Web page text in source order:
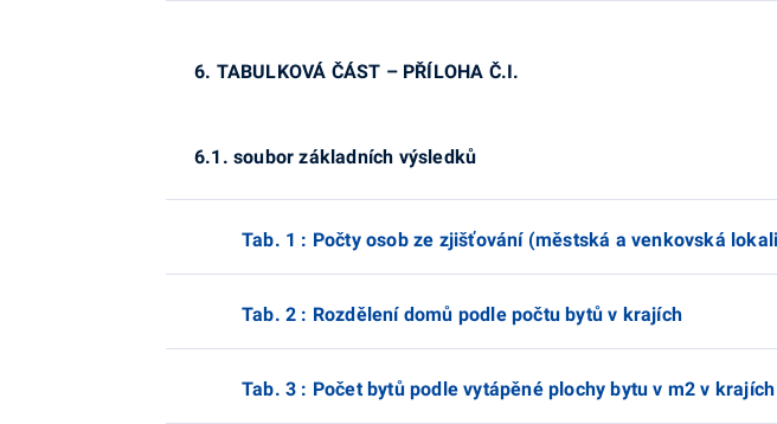
6. TABULKOVÁ ČÁST – PŘÍLOHA Č.I.
6.1. soubor základních výsledků
Tab. 1 : Počty osob ze zjišťování (městská a venkovská
Tab. 2 : Rozdělení domů podle počtu bytů v krajích
Tab. 3 : Počet bytů podle vytápěné plochy bytu v m2 v krajích